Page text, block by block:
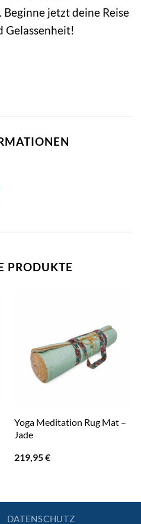
jetzt deine Reise
Gelassenheit!
PRODUKTE
Yoga Meditation Rug Mat –
Jade
219,95€
DATENSCHUTZ